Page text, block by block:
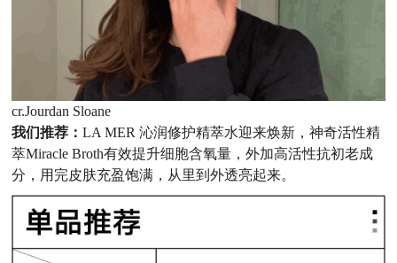
cr.Jourdan Sloane
我们推荐：LA MER 沁润修护精萃水迎来焕新，神奇活性精
萃Miracle Broth有效提升细胞含氧量，外加高活性抗初老成
分，用完皮肤充盈饱满，从里到外透亮起来。